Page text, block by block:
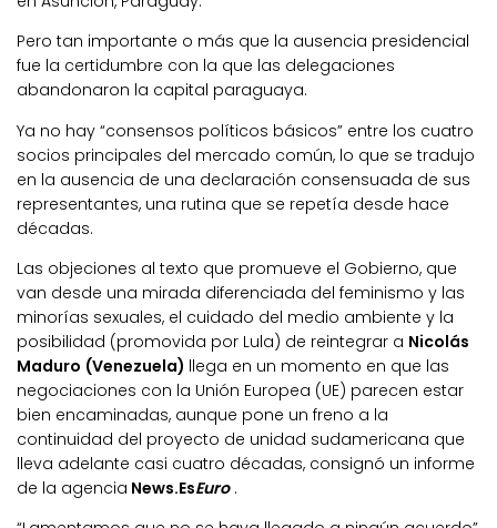
Pero tan importante o más que la ausencia presidencial
fue la certidumbre con la que las delegaciones
abandonaron la capital paraguaya.
Ya no hay “consensos políticos básicos” entre los cuatro
socios principales del mercado común, lo que se tradujo
en la ausencia de una declaración consensuada de sus
representantes, una rutina que se repetía desde hace
décadas.
Las objeciones al texto que promueve el Gobierno, que
van desde una mirada diferenciada del feminismo y las
minorías sexuales, el cuidado del medio ambiente y la
posibilidad (promovida por Lula) de reintegrar a Nicolás
Maduro (Venezuela) llega en un momento en que las
negociaciones con la Unión Europea (UE) parecen estar
bien encaminadas, aunque pone un freno a la
continuidad del proyecto de unidad sudamericana que
lleva adelante casi cuatro décadas, consignó un informe
de la agencia News.EsEuro.